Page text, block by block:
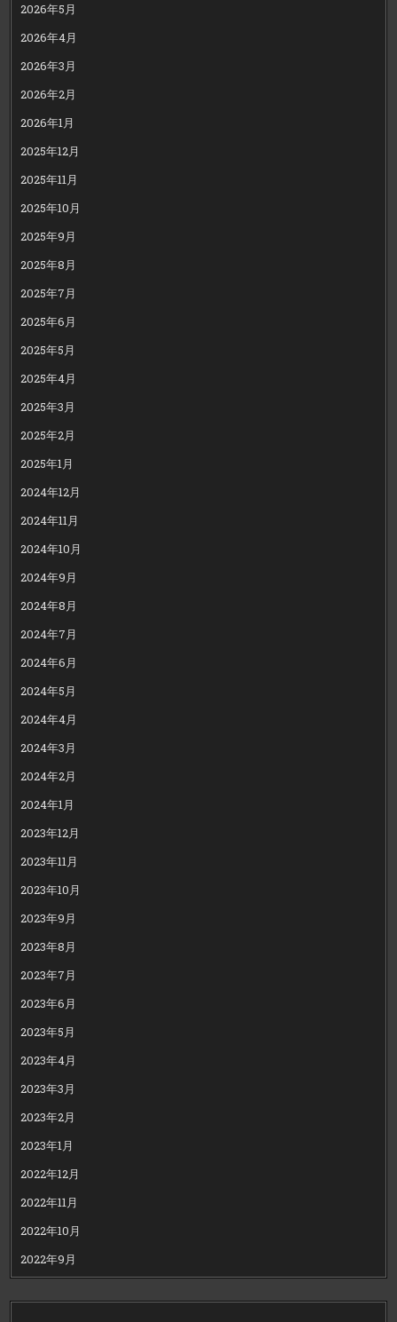
2026年5月
2026年4月
2026年3月
2026年2月
2026年1月
2025年12月
2025年11月
2025年10月
2025年9月
2025年8月
2025年7月
2025年6月
2025年5月
2025年4月
2025年3月
2025年2月
2025年1月
2024年12月
2024年11月
2024年10月
2024年9月
2024年8月
2024年7月
2024年6月
2024年5月
2024年4月
2024年3月
2024年2月
2024年1月
2023年12月
2023年11月
2023年10月
2023年9月
2023年8月
2023年7月
2023年6月
2023年5月
2023年4月
2023年3月
2023年2月
2023年1月
2022年12月
2022年11月
2022年10月
2022年9月